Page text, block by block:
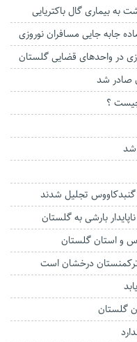
در واحد‌های قضایی گلستان
؟
شد
گنبدکاووس تجلیل شدند
بارشی به گلستان
و استان گلستان
ترکمنستان درخشان است
گلستان